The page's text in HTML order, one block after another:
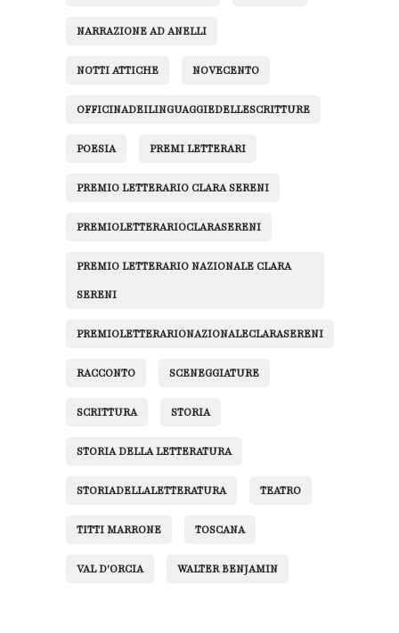
NARRAZIONE AD ANELLI
NOTTI ATTICHE NOVECENTO
OFFICINADEILINGUAGGIEDELLESCRITTURE
POESIA PREMI LETTERARI
PREMIO LETTERARIO CLARA SERENI
PREMIOLETTERARIOCLARASERENI
PREMIO LETTERARIO NAZIONALE CLARA
SERENI
PREMIOLETTERARIONAZIONALECLARASERENI
RACCONTO SCENEGGIATURE
SCRITTURA STORIA
STORIA DELLA LETTERATURA
STORIADELLALETTERATURA TEATRO
TITTI MARRONE TOSCANA
VAL D'ORCIA WALTER BENJAMIN